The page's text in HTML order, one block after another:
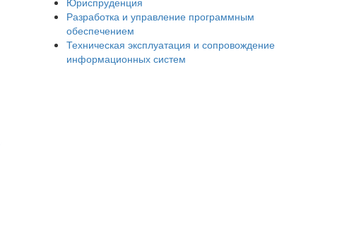
Разработка и управление программным
обеспечением
Техническая эксплуатация и сопровождение
информационных систем